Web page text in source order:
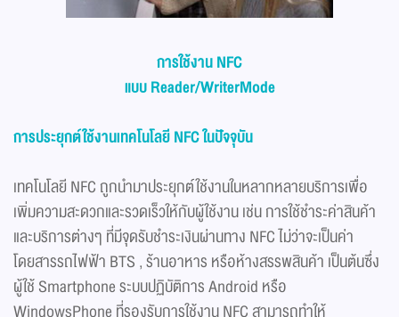
การใช้งาน NFC
แบบ Reader/WriterMode
การประยุกต์ใช้งานเทคโนโลยี NFC ในปัจจุบัน
เทคโนโลยี NFC ถูกนำมาประยุกต์ใช้งานในหลากหลายบริการเพื่อ
เพิ่มความสะดวกและรวดเร็วให้กับผู้ใช้งาน เช่น การใช้ชำระค่าสินค้า
และบริการต่างๆ ที่มีจุดรับชำระเงินผ่านทาง NFC ไม่ว่าจะเป็นค่า
โดยสารรถไฟฟ้า BTS , ร้านอาหาร หรือห้างสรรพสินค้า เป็นต้นซึ่ง
ผู้ใช้ Smartphone ระบบปฏิบัติการ Android หรือ
WindowsPhone ที่รองรับการใช้งาน NFC สามารถทำให้